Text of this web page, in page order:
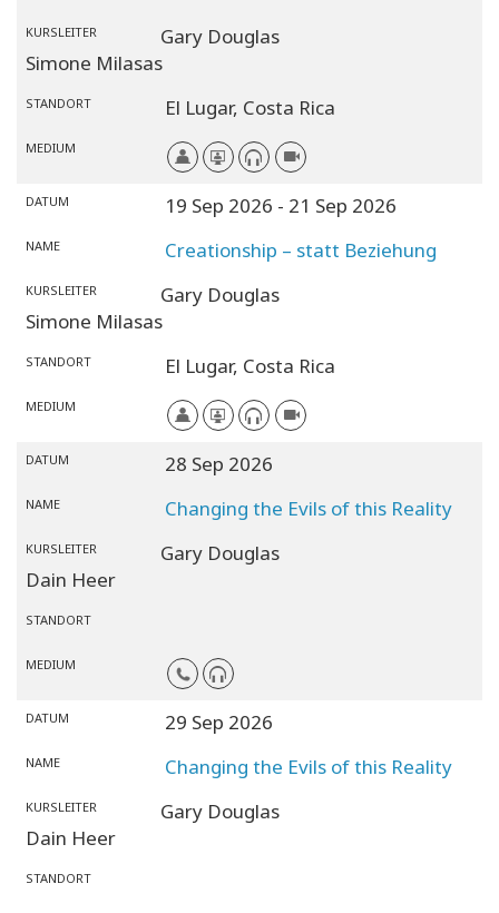
KURSLEITER
Gary Douglas
Simone Milasas
STANDORT El Lugar, Costa Rica
MEDIUM
DATUM 19 Sep 2026 - 21 Sep 2026
NAME Creationship – statt Beziehung
KURSLEITER
Gary Douglas
Simone Milasas
STANDORT El Lugar, Costa Rica
MEDIUM
DATUM 28 Sep 2026
NAME Changing the Evils of this Reality
KURSLEITER
Gary Douglas
Dain Heer
STANDORT
MEDIUM
DATUM 29 Sep 2026
NAME Changing the Evils of this Reality
KURSLEITER
Gary Douglas
Dain Heer
STANDORT